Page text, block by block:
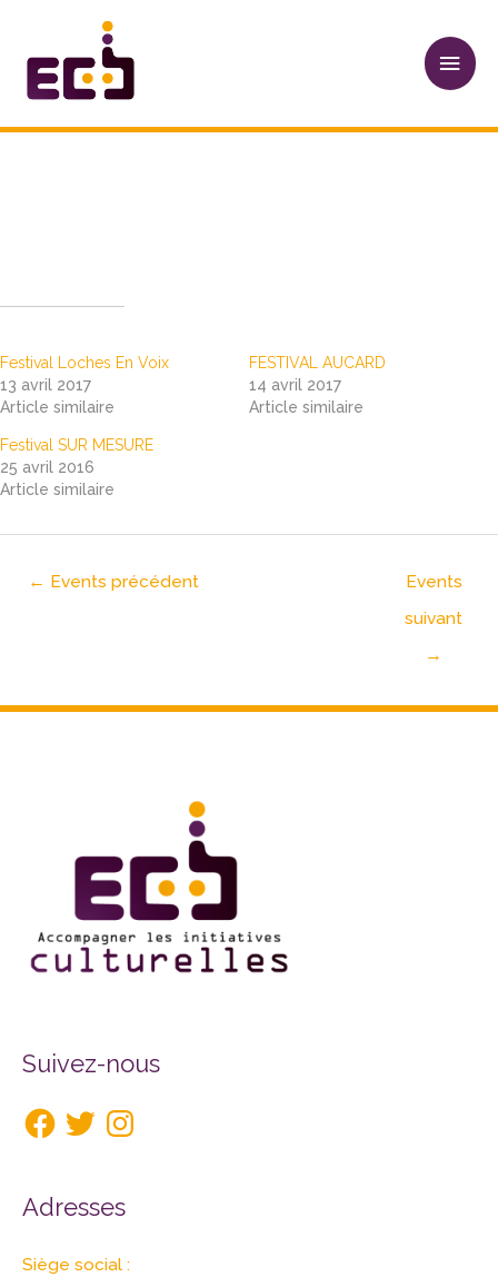
contenu
Festival Loches En Voix
13 avril 2017
Article similaire
FESTIVAL AUCARD
14 avril 2017
Article similaire
Festival SUR MESURE
25 avril 2016
Article similaire
← Events précédent
Events
suivant
→
Suivez-nous
Facebook
Adresses
Siège social :